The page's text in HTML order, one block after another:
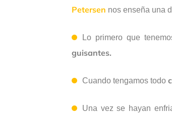
Petersen nos enseña una
Lo primero que
guisantes.
Cuando tengamos todo
Una vez se hayan